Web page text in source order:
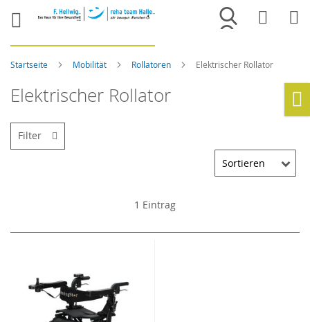
Merkliste
Startseite Mobilität Rollatoren Elektrischer Rollator
Elektrischer Rollator
1 Eintrag
Filter